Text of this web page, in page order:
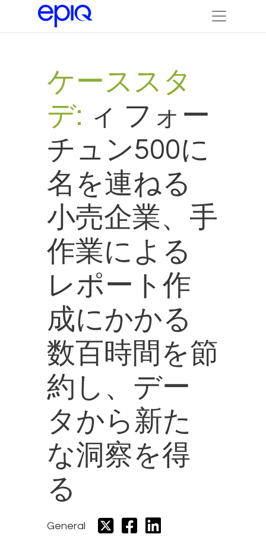
ケーススタ
デ: ィ フォー
チュン500に
名を連ねる
小売企業、手
作業による
レポート作
成にかかる
数百時間を節
約し、デー
タから新た
な洞察を得
る
General